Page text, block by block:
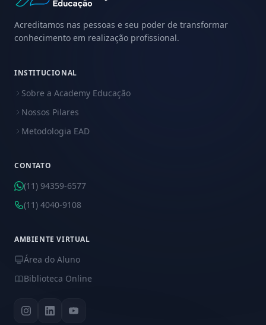
Acreditamos nas pessoas e seu poder de transformar
conhecimento em realização profissional.
INSTITUCIONAL
Sobre a Academy Educação
Nossos Pilares
Metodologia EAD
CONTATO
(11) 94359-6577
(11) 4040-9108
AMBIENTE VIRTUAL
Área do Aluno
Biblioteca Online